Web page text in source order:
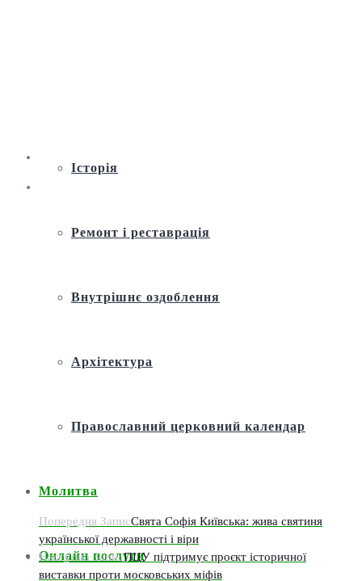
Історія
Ремонт і реставрація
Внутрішнє оздоблення
Архітектура
Православний церковний календар
Молитва
Онлайн послуги
Попередня ЗаписСвята Софія Київська: жива святиня
української державності і віри
Наступна ЗаписПЦУ підтримує проєкт історичної
виставки проти московських міфів